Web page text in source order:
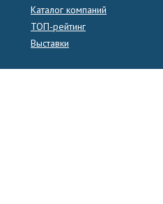
Каталог компаний
ТОП-рейтинг
Выставки